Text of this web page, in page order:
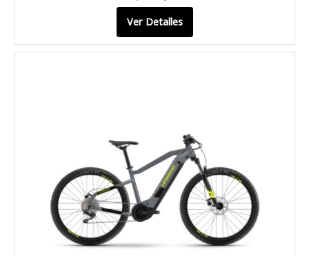
Ver Detalles